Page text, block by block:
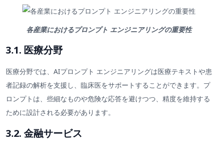
各産業におけるプロンプト エンジニアリングの重要性
3.1. 医療分野
医療分野では、AIプロンプト エンジニアリングは医療テキストや患
者記録の解析を支援し、臨床医をサポートすることができます。プ
ロンプトは、些細なものや危険な応答を避けつつ、精度を維持する
ために設計される必要があります。
3.2. 金融サービス